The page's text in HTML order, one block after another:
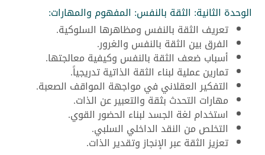
الوحدة الثانية: الثقة بالنفس: المفهوم والمهارات:
تعريف الثقة بالنفس ومظاهرها السلوكية.
الفرق بين الثقة بالنفس والغرور.
أسباب ضعف الثقة بالنفس وكيفية معالجتها.
تمارين عملية لبناء الثقة الذاتية تدريجياً.
التفكير العقلاني في مواجهة المواقف الصعبة.
مهارات التحدث بثقة والتعبير عن الذات.
استخدام لغة الجسد لبناء الحضور القوي.
التخلص من النقد الداخلي السلبي.
تعزيز الثقة عبر الإنجاز وتقدير الذات.